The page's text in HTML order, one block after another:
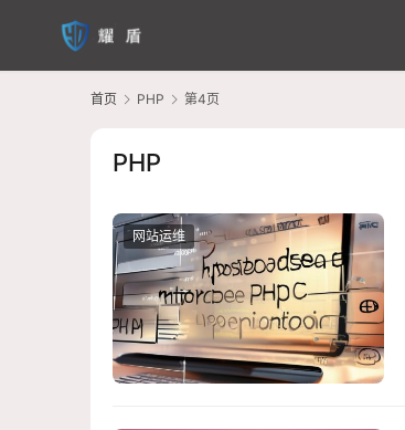
首页 PHP 第4页
PHP
网站运维